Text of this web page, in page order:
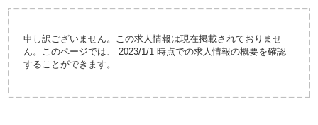
申し訳ございません。この求人情報は現在掲載されておりませ
ん。このページでは、 2023/1/1 時点での求人情報の概要を確認
することができます。